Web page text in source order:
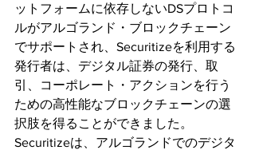
ットフォームに依存しないDSプロトコ
ルがアルゴランド・ブロックチェーン
でサポートされ、Securitizeを利用する
発行者は、デジタル証券の発行、取
引、コーポレート・アクションを行う
ための高性能なブロックチェーンの選
択肢を得ることができました。
Securitizeは、アルゴランドでのデジタ